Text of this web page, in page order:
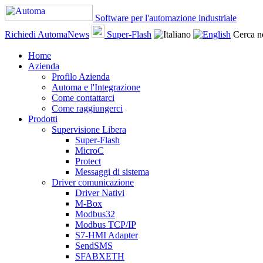
Software per l'automazione industriale
Richiedi AutomaNews
Super-Flash Cerca
Home
Azienda
Profilo Azienda
Automa e l'Integrazione
Come contattarci
Come raggiungerci
Prodotti
Supervisione Libera
Super-Flash
MicroC
Protect
Messaggi di sistema
Driver comunicazione
Driver Nativi
M-Box
Modbus32
Modbus TCP/IP
S7-HMI Adapter
SendSMS
SFABXETH